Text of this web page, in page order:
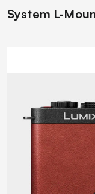
System L-